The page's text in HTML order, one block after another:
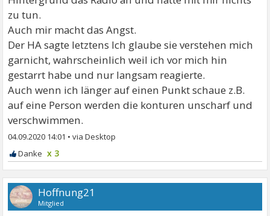
zu tun.
Auch mir macht das Angst.
Der HA sagte letztens Ich glaube sie verstehen mich
garnicht, wahrscheinlich weil ich vor mich hin
gestarrt habe und nur langsam reagierte.
Auch wenn ich länger auf einen Punkt schaue z.B.
auf eine Person werden die konturen unscharf und
verschwimmen.
04.09.2020 14:01 •
x 3
Hoffnung21
Mitglied